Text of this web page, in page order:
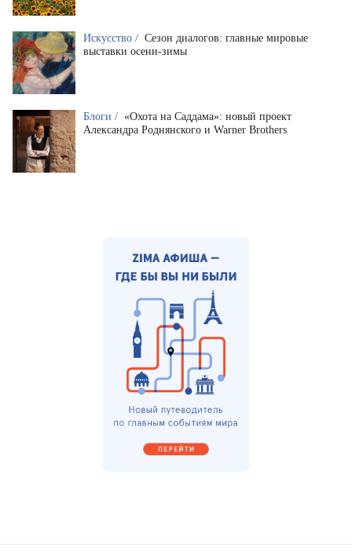
Искусство / Сезон диалогов: главные мировые
выставки осени-зимы
Блоги / «Охота на Саддама»: новый проект
Александра Роднянского и Warner Brothers